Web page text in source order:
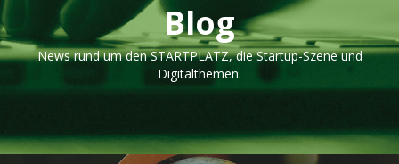
Blog
News rund um den STARTPLATZ, die Startup-Szene und
Digitalthemen.